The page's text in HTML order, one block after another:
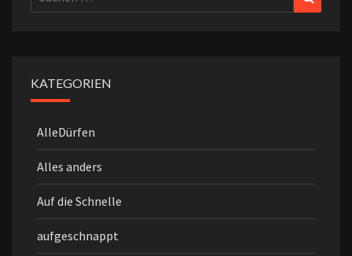
nach:
KATEGORIEN
AlleDürfen
Alles anders
Auf die Schnelle
aufgeschnappt